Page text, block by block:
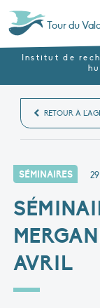
Tour du
Institut de
RETOUR À
SÉMINAIRES
AVRIL